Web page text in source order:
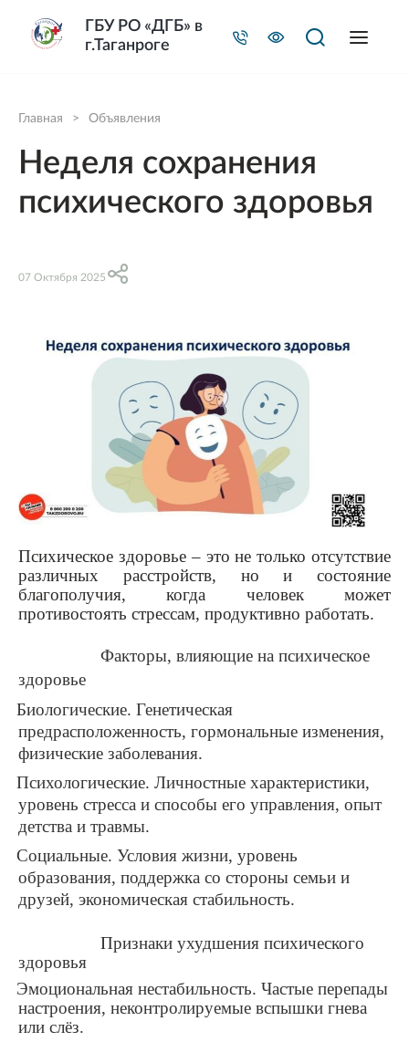
Главная > Объявления
Неделя сохранения
психического здоровья
07 Октября 2025
Психическое здоровье – это не только отсутствие
различных расстройств, но и состояние
благополучия, когда человек может
противостоять стрессам, продуктивно работать.
Факторы, влияющие на психическое
здоровье
Биологические. Генетическая
предрасположенность, гормональные изменения,
физические заболевания.
Психологические. Личностные характеристики,
уровень стресса и способы его управления, опыт
детства и травмы.
Социальные. Условия жизни, уровень
образования, поддержка со стороны семьи и
друзей, экономическая стабильность.
Признаки ухудшения психического
здоровья
Эмоциональная нестабильность. Частые перепады
настроения, неконтролируемые вспышки гнева
или слёз.
ГБУ РО «ДГБ» в
г.Таганроге